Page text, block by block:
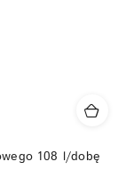
108 l/dobę